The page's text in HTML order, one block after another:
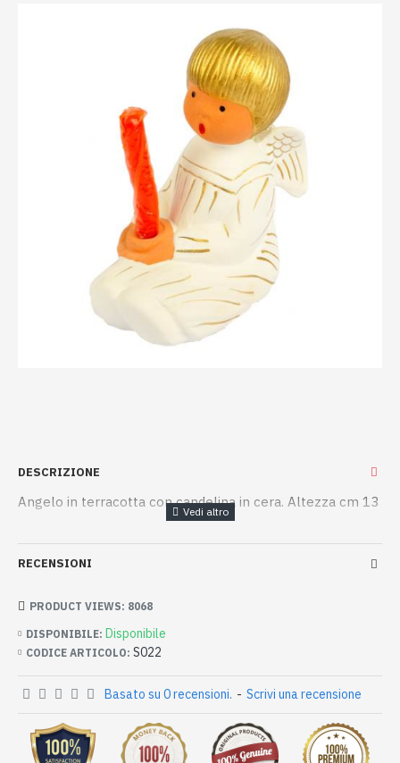
DESCRIZIONE
Angelo in terracotta con candelina in cera. Altezza cm 13
RECENSIONI
DISPONIBILE: Disponibile
CODICE ARTICOLO: S022
PRODUCT VIEWS: 8068
Basato su 0 recensioni. - Scrivi una recensione